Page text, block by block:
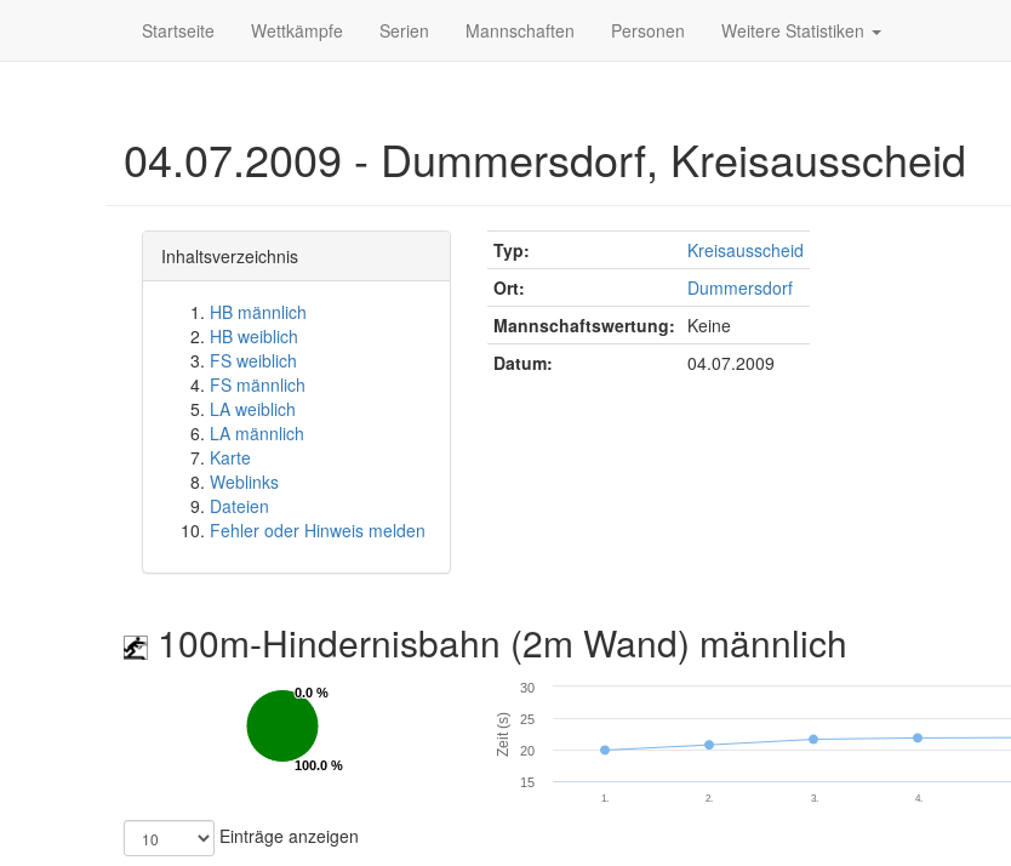
Startseite Wettkämpfe Serien Mannschaften Personen Weitere Statistiken
04.07.2009 - Dummersdorf, Kreisausscheid
Inhaltsverzeichnis
HB männlich
HB weiblich
FS weiblich
FS männlich
LA weiblich
LA männlich
Karte
Weblinks
Dateien
Fehler oder Hinweis melden
Typ:
Kreisausscheid
Ort:
Dummersdorf
Mannschaftswertung: Keine
Datum:
04.07.2009
100m-Hindernisbahn (2m Wand) männlich
0.0 %
0.0 %
100.0 %
100.0 %
Zeit (s)
1. 2. 3. 4.
15
20
25
30
Einträge anzeigen